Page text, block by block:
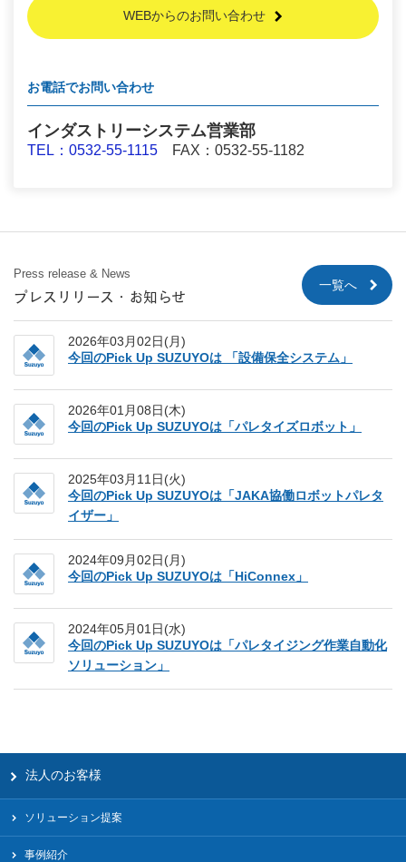
WEBからのお問い合わせ
お電話でお問い合わせ
インダストリーシステム営業部
TEL：0532-55-1115 FAX：0532-55-1182
Press release & News
プレスリリース・お知らせ
一覧へ
2026年03月02日(月)
今回のPick Up SUZUYOは 「設備保全システム」
2026年01月08日(木)
今回のPick Up SUZUYOは「パレタイズロボット」
2025年03月11日(火)
今回のPick Up SUZUYOは「JAKA協働ロボットパレタ
イザー」
2024年09月02日(月)
今回のPick Up SUZUYOは「HiConnex」
2024年05月01日(水)
今回のPick Up SUZUYOは「パレタイジング作業自動化
ソリューション」
法人のお客様
ソリューション提案
事例紹介